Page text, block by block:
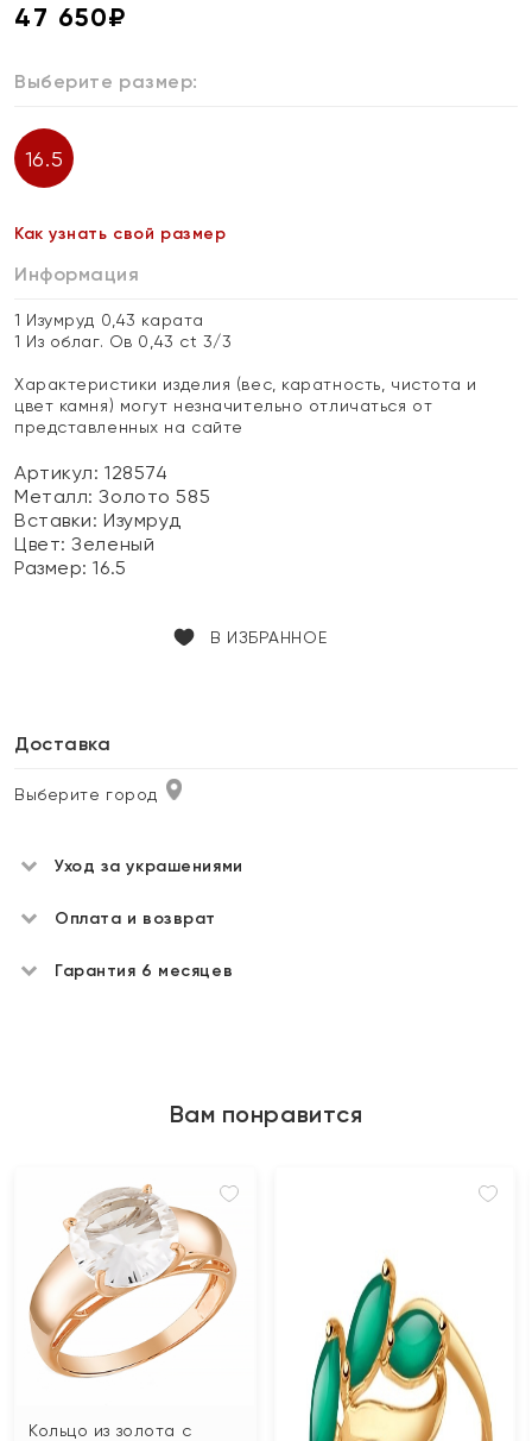
47 650₽
Выберите размер:
16.5
Как узнать свой размер
Информация
1 Изумруд 0,43 карата
1 Из облаг. Ов 0,43 ct 3/3
Характеристики изделия (вес, каратность, чистота и
цвет камня) могут незначительно отличаться от
представленных на сайте
Артикул: 128574
Металл:Золото 585
Вставки:Изумруд
Цвет:Зеленый
Размер:16.5
В ИЗБРАННОЕ
Доставка
Выберите город
Уход за украшениями
Оплата и возврат
Гарантия 6 месяцев
Вам понравится
Кольцо из золота с